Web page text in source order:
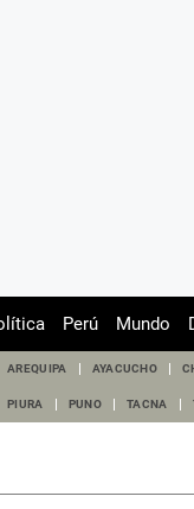
Perú Mundo
AREQUIPA AYACUCHO
PIURA PUNO TACNA